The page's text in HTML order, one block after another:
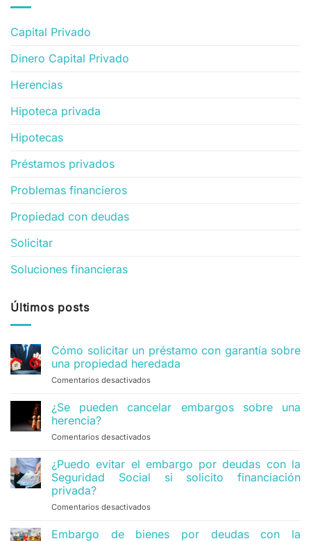
Capital Privado
Dinero Capital Privado
Herencias
Hipoteca privada
Hipotecas
Préstamos privados
Problemas financieros
Propiedad con deudas
Solicitar
Soluciones financieras
Últimos posts
Cómo solicitar un préstamo con garantía sobre
una propiedad heredada
Comentarios desactivados
solicitar
un
sobre
¿Se pueden cancelar embargos sobre una
herencia?
Comentarios desactivados
pueden
cancelar
embargos
¿Puedo evitar el embargo por deudas con la
Seguridad Social si solicito financiación
privada?
Comentarios desactivados
evitar
Embargo de bienes por deudas con la